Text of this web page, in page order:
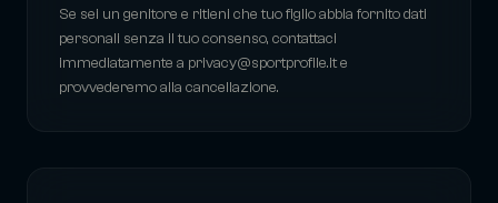
Se sei un genitore e ritieni che tuo figlio abbia fornito dati
personali senza il tuo consenso, contattaci
immediatamente a privacy@sportprofile.it e
provvederemo alla cancellazione.